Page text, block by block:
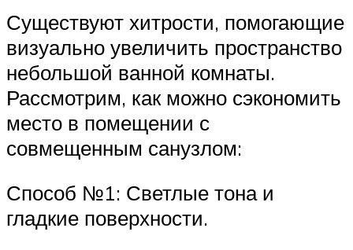
Существуют хитрости, помогающие
визуально увеличить пространство
небольшой ванной комнаты.
Рассмотрим, как можно сэкономить
место в помещении с
совмещенным санузлом:
Способ №1: Светлые тона и
гладкие поверхности.